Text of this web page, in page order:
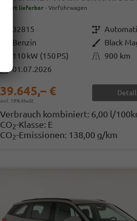
sofort lieferbar Vorführwagen
32815 Getriebe
Benzin AußenfarbeBlack
110 kW (150 PS) Kilometerstand 900 km
01.07.2026
39.645,– €
incl. 19% MwSt.
Verbrauch kombiniert: 6,00 l/
CO2-Klasse: E
CO2-Emissionen: 138,00 g/km